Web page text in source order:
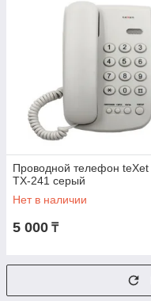
Проводной телефон teXet
TX-241 серый
Нет в наличии
5 000 ₸